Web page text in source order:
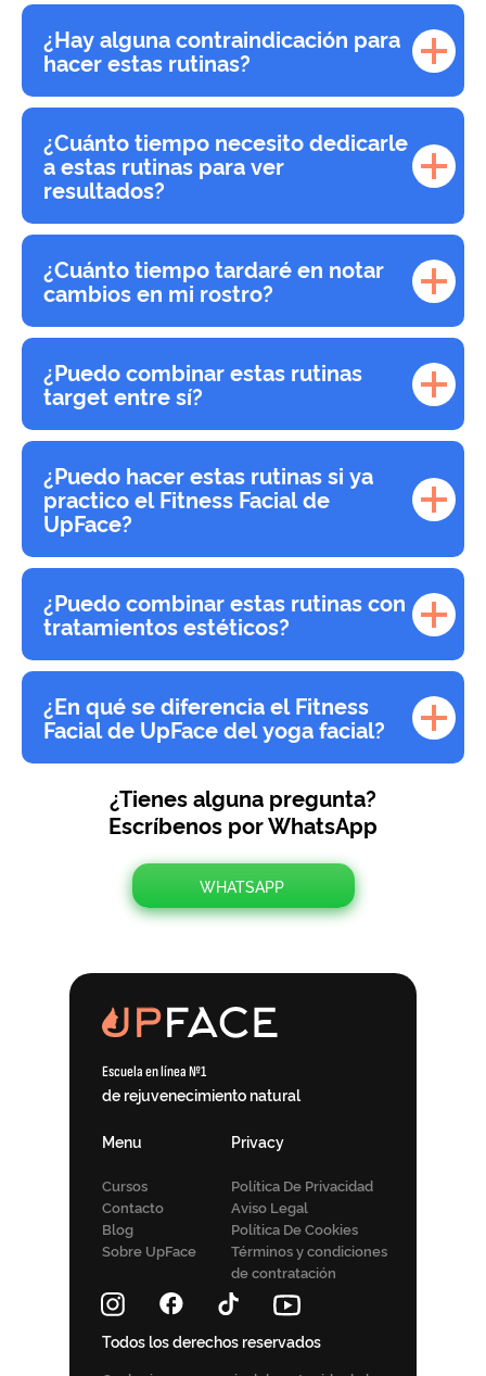
¿Hay alguna contraindicación para
hacer estas rutinas?
¿Cuánto tiempo necesito dedicarle
a estas rutinas para ver
resultados?
¿Cuánto tiempo tardaré en notar
cambios en mi rostro?
¿Puedo combinar estas rutinas
target entre sí?
¿Puedo hacer estas rutinas si ya
practico el Fitness Facial de
UpFace?
¿Puedo combinar estas rutinas con
tratamientos estéticos?
¿En qué se diferencia el Fitness
Facial de UpFace del yoga facial?
¿Tienes alguna pregunta?
Escríbenos por WhatsApp
WHATSAPP
Escuela en línea №1
de rejuvenecimiento natural
Menu Privacy
Todos los derechos reservados
Cursos
Contacto
Blog
Sobre UpFace
Política De Privacidad
Aviso Legal
Política De Cookies
Términos y condiciones
de contratación